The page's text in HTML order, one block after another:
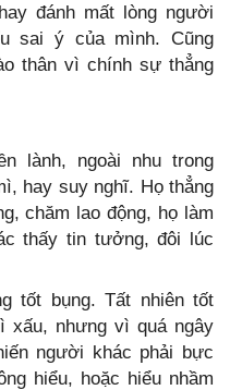
đánh mất lòng người
sai ý của mình. Cũng
thân vì chính sự thẳng
lành, ngoài nhu trong
hay suy nghĩ. Họ thẳng
chăm lao động, họ làm
thấy tin tưởng, đôi lúc
tốt bụng. Tất nhiên tốt
xấu, nhưng vì quá ngây
người khác phải bực
hiểu, hoặc hiểu nhầm